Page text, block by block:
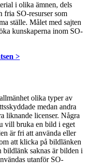
i olika ämnen, dels
fria SO-resurser som
ställe. Målet med sajten
kunskaperna inom SO-
>
olika typer av
medan andra
liknande licenser. Några
vill bruka en bild i eget
är fri att använda eller
att klicka på bildlänken
bildlänk saknas är bilden i
utanför SO-